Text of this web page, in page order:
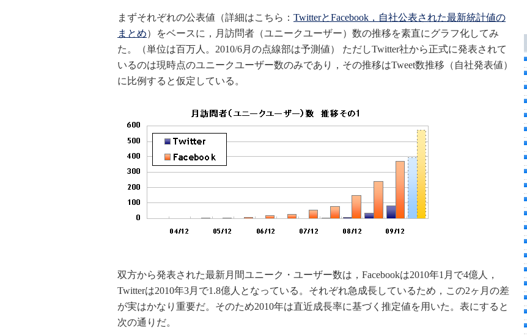
まずそれぞれの公表値（詳細はこちら： TwitterとFacebook，自社公表された最新統計値の
まとめ）をベースに，月訪問者（ユニークユーザー）数の推移を素直にグラフ化してみ
た。（単位は百万人。2010/6月の点線部は予測値） ただしTwitter社から正式に発表されて
いるのは現時点のユニークユーザー数のみであり，その推移はTweet数推移（自社発表値）
に比例すると仮定している。
双方から発表された最新月間ユニーク・ユーザー数は，Facebookは2010年1月で4億人，
Twitterは2010年3月で1.8億人となっている。それぞれ急成長しているため，この2ヶ月の差
が実はかなり重要だ。そのため2010年は直近成長率に基づく推定値を用いた。表にすると
次の通りだ。